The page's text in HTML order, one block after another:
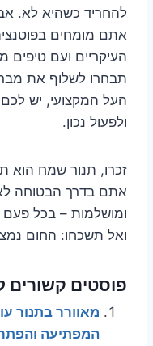
להחריד כשהיא לא.
אתם מומחים
העיקריים ועם טיפים
תבחרו לשלוף את
העל המקצועי, יש
ולפעול נכון.
זכרו, תנור שמח הוא
אתם בדרך הבטוחה
ומושלמות – בכל
ואל תשכחו: החום
פוסטים קשורים
מאוורר בתנור
המפתיעה